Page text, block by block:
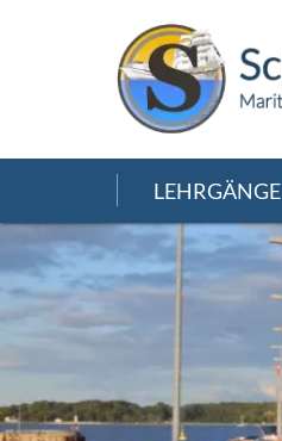
LEHRGÄNGE